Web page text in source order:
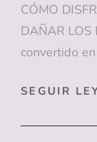
CÓMO
DAÑAR LOS
convertido en
SEGUIR